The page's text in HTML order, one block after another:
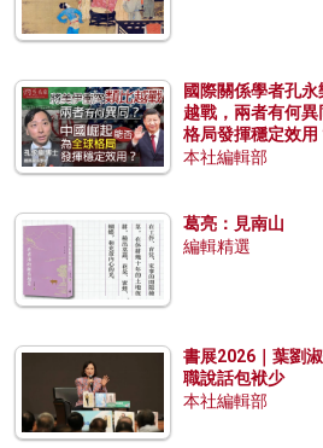
國際關係學者孔
越戰，兩者有何
格局發揮穩定效用
本社編輯部
葛亮：見南山
編輯精選
書展2026｜葉劉
職說話包袱少
本社編輯部